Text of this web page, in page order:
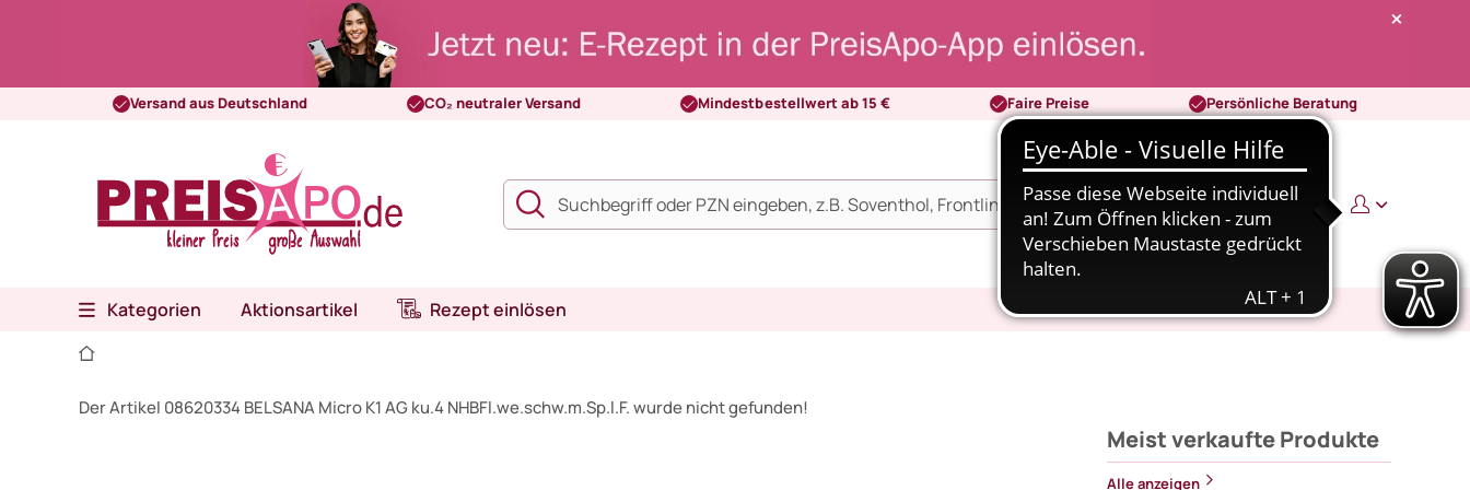
Versand aus Deutschland CO₂ neutraler Versand Mindestbestellwert ab 15 € Faire Preise Persönliche Beratung
0 0,00 €
Kategorien Aktionsartikel Rezept einlösen
Der Artikel 08620334 BELSANA Micro K1 AG ku.4 NHBFl.we.schw.m.Sp.l.F. wurde nicht gefunden!
Meist verkaufte Produkte
Alle anzeigen